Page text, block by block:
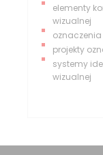
elementy
wizualnej
oznaczenia
projekty
systemy
wizualnej